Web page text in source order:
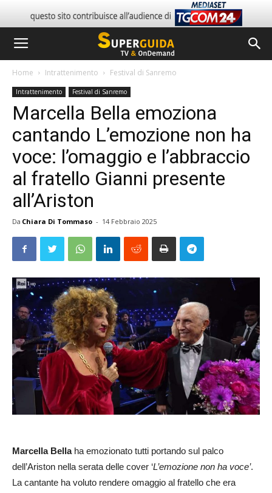
Home Intrattenimento Festival di Sanremo
Intrattenimento Festival di Sanremo
Marcella Bella emoziona
cantando L’emozione non ha
voce: l’omaggio e l’abbraccio
al fratello Gianni presente
all’Ariston
Da Chiara Di Tommaso - 14 Febbraio 2025
Marcella Bellaha emozionato tutti portando sul palco
dell’Ariston nella serata delle cover ‘L’emozione non ha voce’.
La cantante ha voluto rendere omaggio al fratello che era